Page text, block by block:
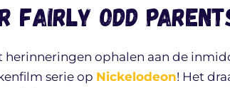
Fairly Odd
herinneringen ophalen aan de
serie op Nickelodeon! Het